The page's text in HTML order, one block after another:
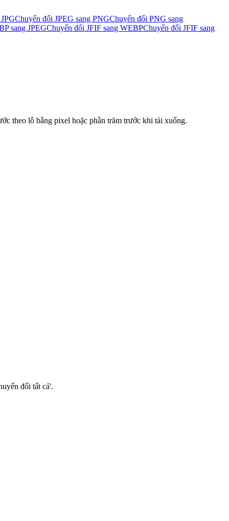
Chuyển đổi JPEG sang PNGChuyển đổi PNG sang
sang JPEGChuyển đổi JFIF sang WEBPChuyển đổi JFIF sang
theo lô bằng pixel hoặc phần trăm trước khi tải xuống.
đổi tất cả'.